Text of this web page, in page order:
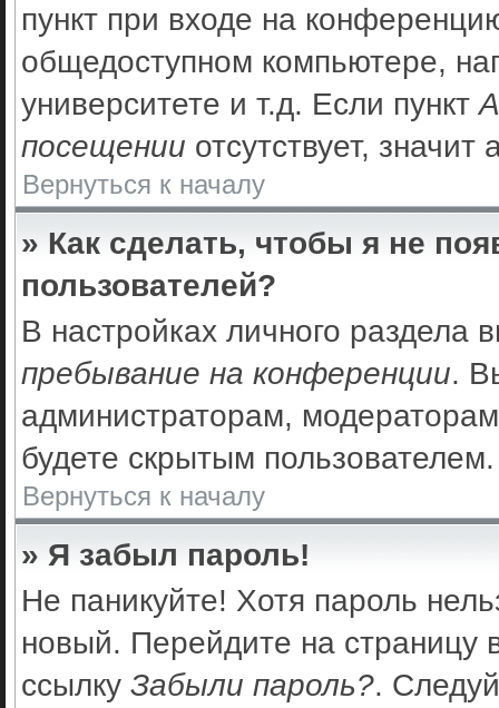
пункт при входе на
общедоступном компьютере,
университете и т.д. Если пункт
посещении отсутствует,
Вернуться к началу
» Как сделать, чтобы я не
пользователей?
В настройках личного раздела
пребывание на конференции.
администраторам,
будете скрытым пользователем.
Вернуться к началу
» Я забыл пароль!
Не паникуйте! Хотя пароль
новый. Перейдите на
ссылку Забыли пароль?.